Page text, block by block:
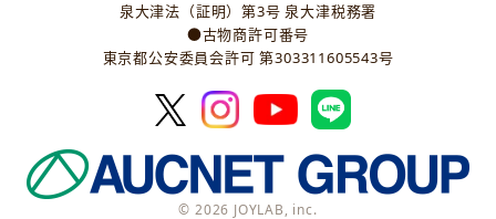
泉大津法（証明）第3号 泉大津税務署
●古物商許可番号
東京都公安委員会許可 第303311605543号
© 2026 JOYLAB, inc.